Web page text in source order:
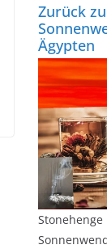
m
a
i
l
Zurück
Ägypten